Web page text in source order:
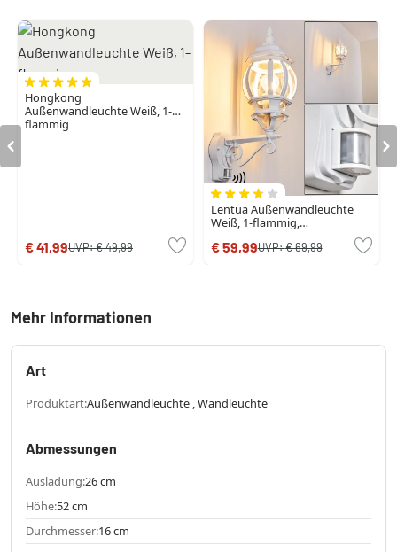
Hongkong
Außenwandleuchte Weiß, 1-
flammig
€ 41,99UVP:€ 49,99
Lentua Außenwandleuchte
Weiß, 1-flammig,
€ 59,99UVP:€ 69,99
Mehr Informationen
Art
Produktart:Außenwandleuchte , Wandleuchte
Abmessungen
Ausladung:26 cm
Höhe:52 cm
Durchmesser:16 cm